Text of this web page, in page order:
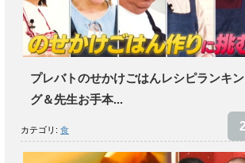
プレバトのせかけごはんレシピランキン
グ＆先生お手本...
カテゴリ: 食